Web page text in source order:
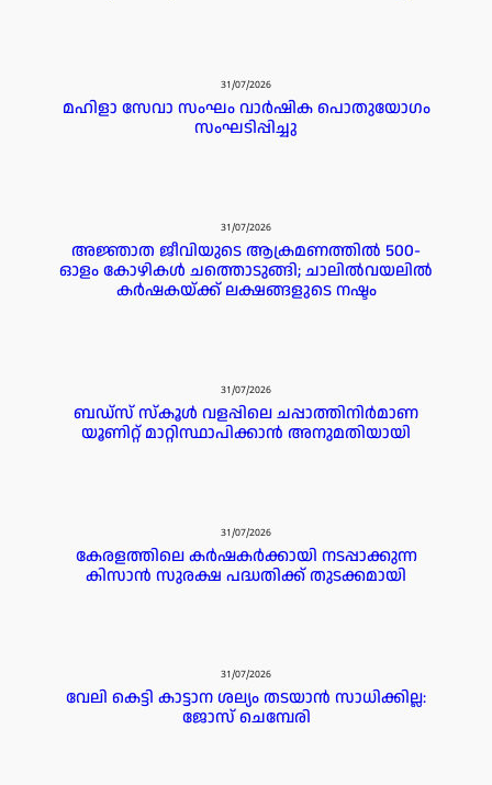
31/07/2026
മഹിളാ സേവാ സംഘം വാർഷിക പൊതുയോഗം
സംഘടിപ്പിച്ചു
31/07/2026
അജ്ഞാത ജീവിയുടെ ആക്രമണത്തിൽ 500-
ഓളം കോഴികൾ ചത്തൊടുങ്ങി; ചാലിൽവയലിൽ
കർഷകയ്ക്ക് ലക്ഷങ്ങളുടെ നഷ്ടം
31/07/2026
ബഡ്‌സ് സ്കൂൾ വളപ്പിലെ ചപ്പാത്തിനിർമാണ
യൂണിറ്റ് മാറ്റിസ്ഥാപിക്കാൻ അനുമതിയായി
31/07/2026
കേരളത്തിലെ കർഷകർക്കായി നടപ്പാക്കുന്ന
കിസാൻ സുരക്ഷ പദ്ധതിക്ക് തുടക്കമായി
31/07/2026
വേലി കെട്ടി കാട്ടാന ശല്യം തടയാൻ സാധിക്കില്ല:
ജോസ് ചെമ്പേരി